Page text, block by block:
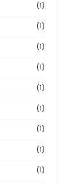
(1)
(1)
(1)
(1)
(1)
(1)
(1)
(1)
(1)